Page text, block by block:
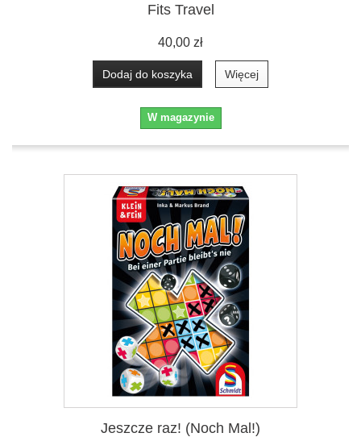
Fits Travel
40,00 zł
Dodaj do koszyka Więcej
W magazynie
Jeszcze raz! (Noch Mal!)